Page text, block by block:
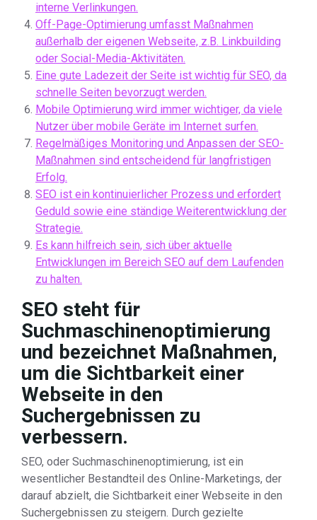
interne Verlinkungen.
Off-Page-Optimierung umfasst Maßnahmen
außerhalb der eigenen Webseite, z.B. Linkbuilding
oder Social-Media-Aktivitäten.
Eine gute Ladezeit der Seite ist wichtig für SEO, da
schnelle Seiten bevorzugt werden.
Mobile Optimierung wird immer wichtiger, da viele
Nutzer über mobile Geräte im Internet surfen.
Regelmäßiges Monitoring und Anpassen der SEO-
Maßnahmen sind entscheidend für langfristigen
Erfolg.
SEO ist ein kontinuierlicher Prozess und erfordert
Geduld sowie eine ständige Weiterentwicklung der
Strategie.
Es kann hilfreich sein, sich über aktuelle
Entwicklungen im Bereich SEO auf dem Laufenden
zu halten.
SEO steht für
Suchmaschinenoptimierung
und bezeichnet Maßnahmen,
um die Sichtbarkeit einer
Webseite in den
Suchergebnissen zu
verbessern.
SEO, oder Suchmaschinenoptimierung, ist ein
wesentlicher Bestandteil des Online-Marketings, der
darauf abzielt, die Sichtbarkeit einer Webseite in den
Suchergebnissen zu steigern. Durch gezielte